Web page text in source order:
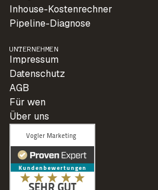
Inhouse-Kostenrechner
Pipeline-Diagnose
UNTERNEHMEN
Impressum
Datenschutz
AGB
Für wen
Über uns